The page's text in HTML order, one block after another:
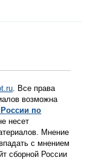
. Все права
возможна
по
несет
Мнение
с мнением
сборной России